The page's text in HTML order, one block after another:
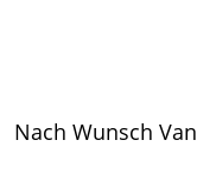
Nach Wunsch